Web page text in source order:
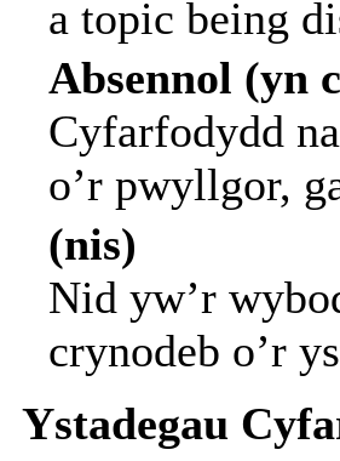
a topic being
Absennol (yn
Cyfarfodydd
o’r pwyllgor,
(nis)
Nid yw’r
crynodeb o’r
Ystadegau